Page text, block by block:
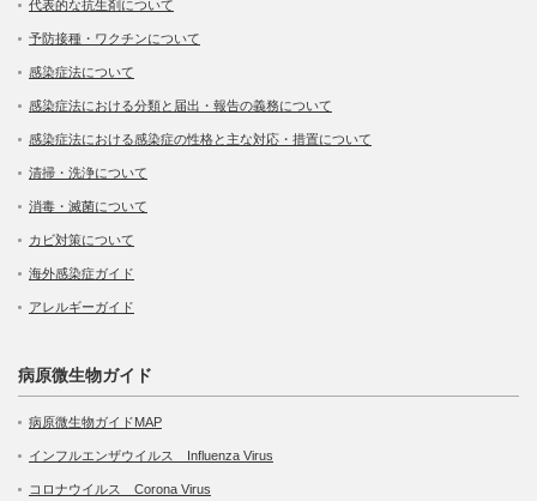
代表的な抗生剤について
予防接種・ワクチンについて
感染症法について
感染症法における分類と届出・報告の義務について
感染症法における感染症の性格と主な対応・措置について
清掃・洗浄について
消毒・滅菌について
カビ対策について
海外感染症ガイド
アレルギーガイド
病原微生物ガイド
病原微生物ガイドMAP
インフルエンザウイルス Influenza Virus
コロナウイルス Corona Virus